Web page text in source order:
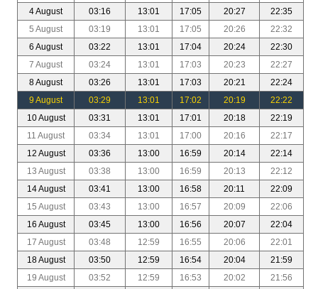
4 August
03:16 13:01 17:05 20:27
22:35
5 August
03:19 13:01 17:05 20:26
22:32
6 August
03:22 13:01 17:04 20:24
22:30
7 August
03:24 13:01 17:03 20:23
22:27
8 August
03:26 13:01 17:03 20:21
22:24
9 August
03:29 13:01 17:02 20:19
22:22
10 August
03:31 13:01 17:01 20:18
22:19
11 August
03:34 13:01 17:00 20:16
22:17
12 August
03:36 13:00 16:59 20:14
22:14
13 August
03:38 13:00 16:59 20:13
22:12
14 August
03:41 13:00 16:58 20:11
22:09
15 August
03:43 13:00 16:57 20:09
22:06
16 August
03:45 13:00 16:56 20:07
22:04
17 August
03:48 12:59 16:55 20:06
22:01
18 August
03:50 12:59 16:54 20:04
21:59
19 August
03:52 12:59 16:53 20:02
21:56